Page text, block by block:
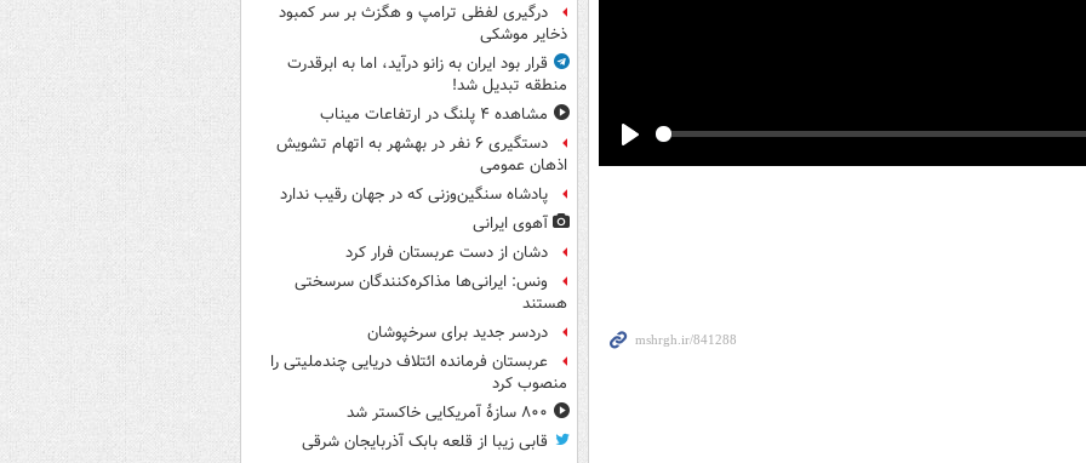
درگیری لفظی ترامپ و هگزث بر سر کمبود
ذخایر موشکی
قرار بود ایران به زانو درآید، اما به ابرقدرت
منطقه تبدیل شد!
مشاهده ۴ پلنگ در ارتفاعات میناب
دستگیری ۶ نفر در بهشهر به اتهام تشویش
اذهان عمومی
پادشاه سنگین‌وزنی که در جهان رقیب ندارد
آهوی ایرانی
دشان از دست عربستان فرار کرد
ونس: ایرانی‌ها مذاکره‌کنندگان سرسختی
هستند
دردسر جدید برای سرخپوشان
عربستان فرمانده ائتلاف دریایی چندملیتی را
منصوب کرد
۸۰۰ سازۀ آمریکایی خاکستر شد
قابی زیبا از قلعه بابک آذربایجان شرقی